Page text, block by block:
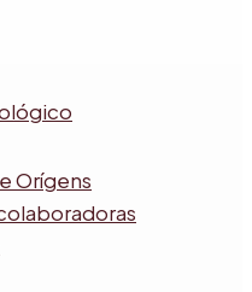
Orígens